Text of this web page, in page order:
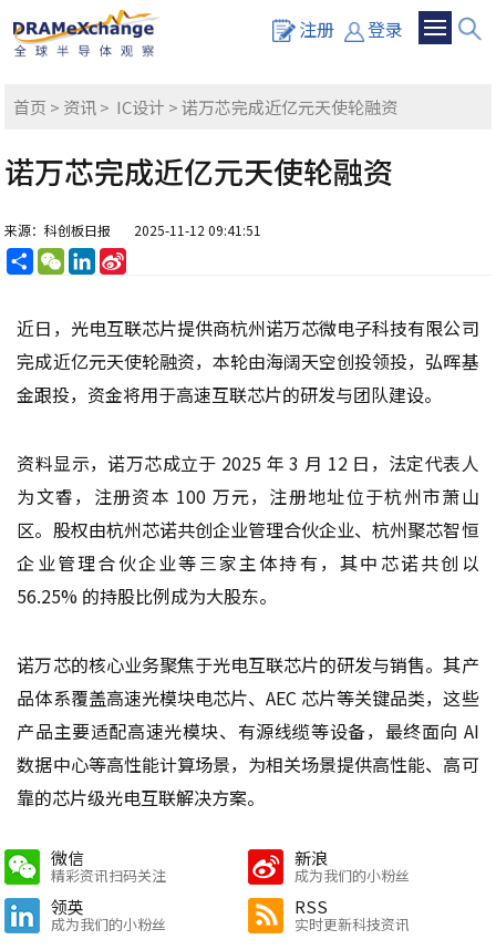
注册 登录
首页 > 资讯> IC设计 > 诺万芯完成近亿元天使轮融资
诺万芯完成近亿元天使轮融资
来源：科创板日报 2025-11-12 09:41:51
分
享
WeChatLinkedIn
近日，光电互联芯片提供商杭州诺万芯微电子科技有限公司
完成近亿元天使轮融资，本轮由海阔天空创投领投，弘晖基
金跟投，资金将用于高速互联芯片的研发与团队建设。
资料显示，诺万芯成立于 2025 年 3 月 12 日，法定代表人
为文睿，注册资本 100 万元，注册地址位于杭州市萧山
区。股权由杭州芯诺共创企业管理合伙企业、杭州聚芯智恒
企业管理合伙企业等三家主体持有，其中芯诺共创以
56.25% 的持股比例成为大股东。
诺万芯的核心业务聚焦于光电互联芯片的研发与销售。其产
品体系覆盖高速光模块电芯片、AEC 芯片等关键品类，这些
产品主要适配高速光模块、有源线缆等设备，最终面向 AI
数据中心等高性能计算场景，为相关场景提供高性能、高可
靠的芯片级光电互联解决方案。
微信
精彩资讯扫码关注
新浪
成为我们的小粉丝
领英
成为我们的小粉丝
RSS
实时更新科技资讯